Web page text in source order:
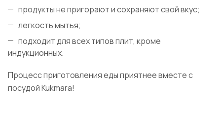
продукты не пригорают и сохраняют свой вкус;
легкость мытья;
подходит для всех типов плит, кроме
индукционных.
Процесс приготовления еды приятнее вместе с
посудой Kukmara!